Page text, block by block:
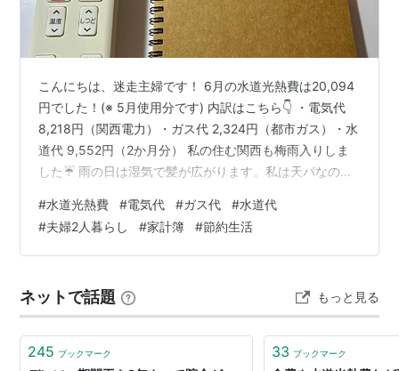
こんにちは、迷走主婦です！ 6月の水道光熱費は20,094
円でした！(※ 5月使用分です) 内訳はこちら👇 ・電気代
8,218円（関西電力）・ガス代 2,324円（都市ガス）・水
道代 9,552円（2か月分） 私の住む関西も梅雨入りしま
した☔ 雨の日は湿気で髪が広がります。私は天パなの
伝わりますかね…💦 さて、5月使用分の電気使用量は
270kWhでした。1日あたりにすると約9.6kWh。 まだエ
アコンは一度も使っていません。意外と過ごしやすい日
す。このまま梅雨の間もエアコンなしで乗り切れたらう
れ…
#水道光熱費 #電気代 #ガス代 #水道代
#夫婦2人暮らし #家計簿 #節約生活
ネットで話題 もっと見る
245 ブックマーク 33 ブックマーク